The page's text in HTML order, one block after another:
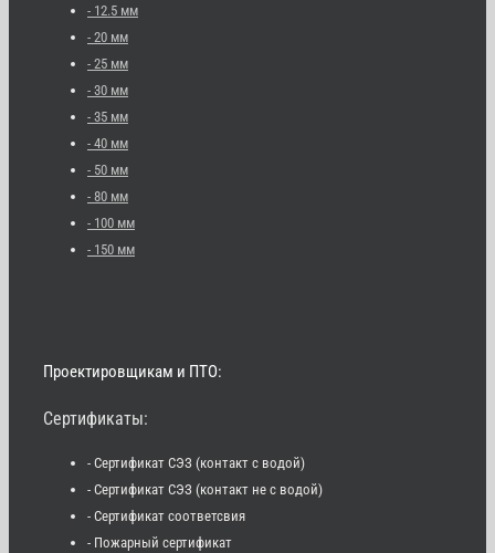
- 12.5 мм
- 20 мм
- 25 мм
- 30 мм
- 35 мм
- 40 мм
- 50 мм
- 80 мм
- 100 мм
- 150 мм
Проектировщикам и ПТО:
Сертификаты:
- Сертификат СЭЗ (контакт с водой)
- Сертификат СЭЗ (контакт не с водой)
- Сертификат соответсвия
- Пожарный сертификат